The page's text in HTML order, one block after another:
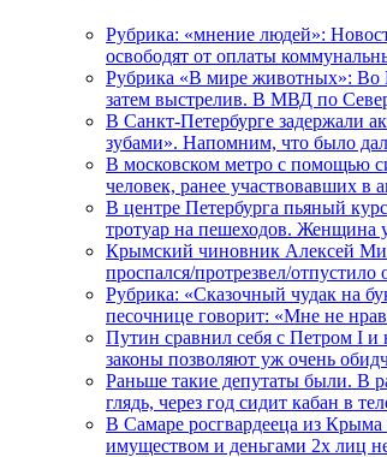
Рубрика: «мнение людей»:
освободят от оплаты
Рубрика «В мире животных»: Во
затем выстрелив. В МВД по
В Санкт-Петербурге задержали
зубами». Напомним, что было
В московском метро с помощью
человек, ранее участвовавших
В центре Петербурга пьяный
тротуар на пешеходов. Женщина
Крымский чиновник Алексей
проспался/протрезвел/
Рубрика: «Сказочный чудак на
песочнице говорит: «Мне не
Путин сравнил себя с Петром I и
законы позволяют уж очень
Раньше такие депутаты были. В
глядь, через год сидит кабан в
В Самаре росгвардееца из Крыма
имуществом и деньгами 2х лиц